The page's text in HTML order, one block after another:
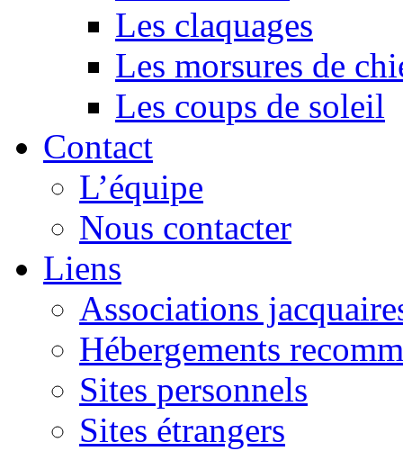
Les claquages
Les morsures de
Les coups de soleil
Contact
L’équipe
Nous contacter
Liens
Associations
Hébergements
Sites personnels
Sites étrangers